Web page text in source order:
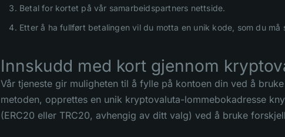
Betal for kortet på vår samarbeidspartners nettside.
Etter å ha fullført betalingen vil du motta en unik kode, som du
Innskudd med kort gjennom
Vår tjeneste gir muligheten til å fylle på kontoen din ved å
metoden, opprettes en unik kryptovaluta-lommebokadresse
(ERC20 eller TRC20, avhengig av ditt valg) ved å bruke